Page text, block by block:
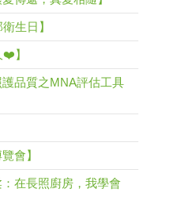
生日】
】
品質之MNA評估工具
會】
在長照廚房，我學會